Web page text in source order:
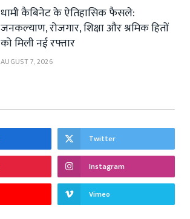
धामी कैबिनेट के ऐतिहासिक फैसले:
जनकल्याण, रोजगार, शिक्षा और श्रमिक हितों
को मिली नई रफ्तार
AUGUST 7, 2026
Twitter
Instagram
Vimeo